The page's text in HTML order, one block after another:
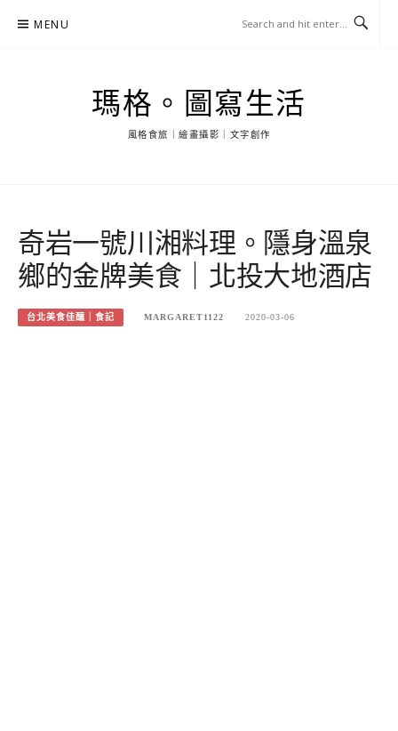
MENU
瑪格。圖寫生活
風格食旅｜繪畫攝影｜文字創作
奇岩一號川湘料理。隱身溫泉
鄉的金牌美食｜北投大地酒店
台北美食佳釀｜食記 MARGARET1122 2020-03-06